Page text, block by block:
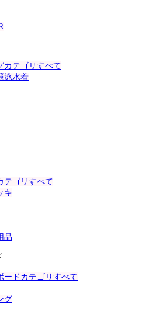
カテゴリすべて
泳水着
テゴリすべて
キ
品
ードカテゴリすべて
グ